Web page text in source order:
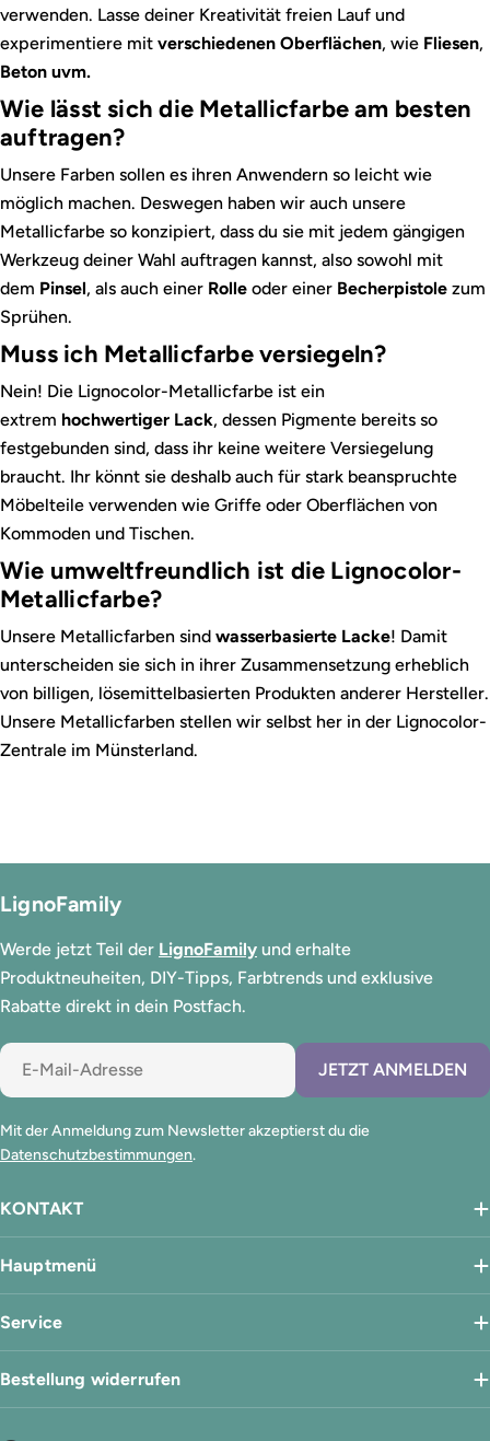
verwenden. Lasse deiner Kreativität freien Lauf und
experimentiere mit verschiedenen Oberflächen, wie Fliesen,
Beton uvm.
Wie lässt sich die Metallicfarbe am besten
auftragen?
Unsere Farben sollen es ihren Anwendern so leicht wie
möglich machen. Deswegen haben wir auch unsere
Metallicfarbe so konzipiert, dass du sie mit jedem gängigen
Werkzeug deiner Wahl auftragen kannst, also sowohl mit
dem Pinsel, als auch einer Rolle oder einer Becherpistole zum
Sprühen.
Muss ich Metallicfarbe versiegeln?
Nein! Die Lignocolor-Metallicfarbe ist ein
extrem hochwertiger Lack, dessen Pigmente bereits so
festgebunden sind, dass ihr keine weitere Versiegelung
braucht. Ihr könnt sie deshalb auch für stark beanspruchte
Möbelteile verwenden wie Griffe oder Oberflächen von
Kommoden und Tischen.
Wie umweltfreundlich ist die Lignocolor-
Metallicfarbe?
Unsere Metallicfarben sind wasserbasierte Lacke! Damit
unterscheiden sie sich in ihrer Zusammensetzung erheblich
von billigen, lösemittelbasierten Produkten anderer Hersteller.
Unsere Metallicfarben stellen wir selbst her in der Lignocolor-
Zentrale im Münsterland.
KONTAKT
Hauptmenü
Service
LignoFamily
Werde jetzt Teil der LignoFamily und erhalte
Produktneuheiten, DIY-Tipps, Farbtrends und exklusive
Rabatte direkt in dein Postfach.
E-
Mail
JETZT ANMELDEN
Mit der Anmeldung zum Newsletter akzeptierst du die
Datenschutzbestimmungen.
Bestellung widerrufen